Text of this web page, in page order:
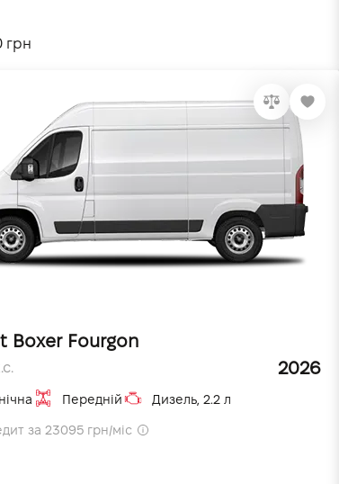
грн
Boxer Fourgon
2026
Передній Дизель, 2.2 л
за 23095 грн/міс